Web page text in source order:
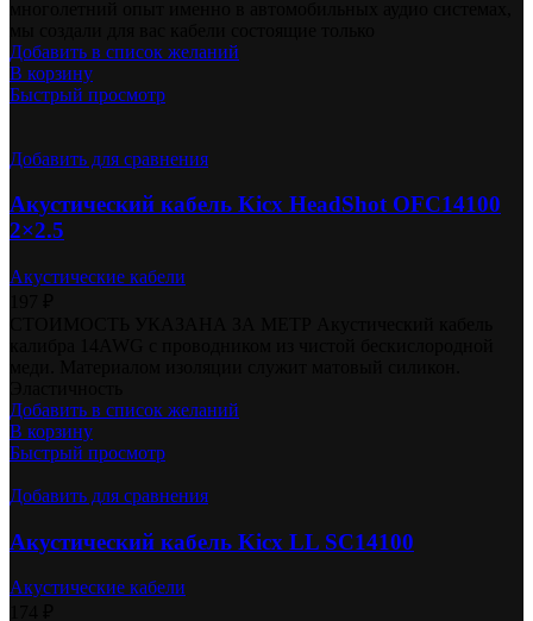
Добавить в список желаний
В корзину
Быстрый просмотр
Добавить для сравнения
Акустический кабель Kicx HeadShot OFC14100
2×2.5
Акустические кабели
Добавить в список желаний
В корзину
Быстрый просмотр
Добавить для сравнения
Акустический кабель Kicx LL SC14100
Акустические кабели